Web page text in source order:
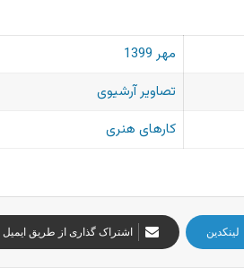
مهر 1399
تصاویر آرشیوی
کارهای هنری
لینکدین اشتراک گذاری از طریق ایمیل